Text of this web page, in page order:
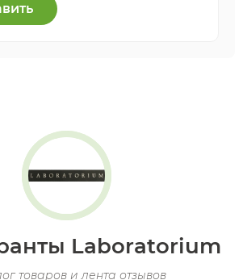
Laboratorium
товаров и лента отзывов